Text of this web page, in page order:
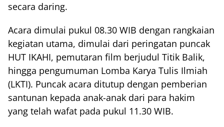
secara daring.
Acara dimulai pukul 08.30 WIB dengan rangkaian
kegiatan utama, dimulai dari peringatan puncak
HUT IKAHI, pemutaran film berjudul Titik Balik,
hingga pengumuman Lomba Karya Tulis Ilmiah
(LKTI). Puncak acara ditutup dengan pemberian
santunan kepada anak-anak dari para hakim
yang telah wafat pada pukul 11.30 WIB.